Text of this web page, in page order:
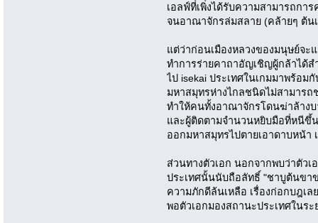
เอลฟ์ที่เพิ่งได้รับความสามารถกา
จนอาณาจักรล่มสลาย (คล้ายๆ ต้น
แต่ว่าก่อนเมืองหลวงของมนุษย์จ
ทำการร่ายคาถาอัญเชิญผู้กล้าได้ส
ไป isekai ประเทศในเกมมาพร้อม
มหาสมุทรห่างไกลชนิดไม่สามาร
ทำให้คนทั้งอาณาจักรโดนฆ่าล้าง
และผู้ติดตามจำนวนหยิบมือที่หนีขึ้
ออกมหาสมุทรไปตายเอาดาบหน้า
ส่วนทางตัวเอก นอกจากพบว่าตัว
ประเทศนั้นนับถือลัทธิ์ "ชาบูต้นขา
ความภักดีล้นเหลือ เรื่องก่อกบฎเล
พอตัวเอกมองสถานะประเทศในร